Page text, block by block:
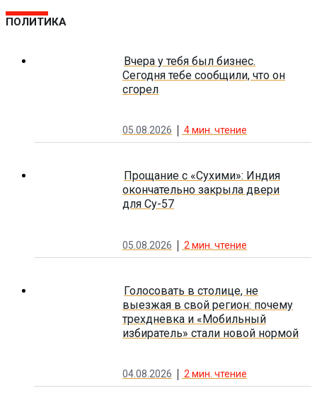
ПОЛИТИКА
Вчера у тебя был бизнес.
Сегодня тебе сообщили, что он
сгорел
05.08.2026 4мин. чтение
Прощание с «Сухими»: Индия
окончательно закрыла двери
для Су-57
05.08.2026 2 мин. чтение
Голосовать в столице, не
выезжая в свой регион: почему
трехдневка и «Мобильный
избиратель» стали новой нормой
04.08.2026 2 мин. чтение